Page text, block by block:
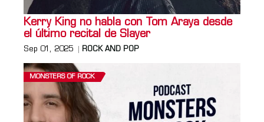
Kerry King no habla con Tom Araya desde
el último recital de Slayer
Sep 01, 2025 ROCK AND POP
MONSTERS OF ROCK